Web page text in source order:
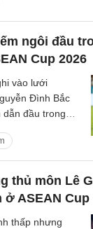
ngôi đầu
Cup 2026
vào lưới
Đình Bắc
đầu trong
thủ môn Lê
ở ASEAN Cup
thấp nhưng